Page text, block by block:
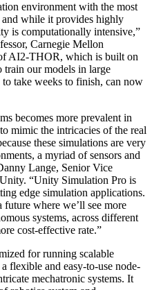
environment with the most
and while it provides highly
is computationally intensive,”
Carnegie Mellon
AI2-THOR, which is built on
train our models in large
to take weeks to finish, can now
becomes more prevalent in
mimic the intricacies of the real
these simulations are very
a myriad of sensors and
Lange, Senior Vice
“Unity Simulation Pro is
edge simulation applications.
where we’ll see more
systems, across different
cost-effective rate.”
for running scalable
flexible and easy-to-use node-
mechatronic systems. It